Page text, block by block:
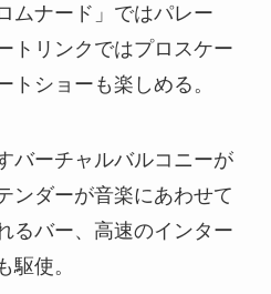
ムナード」ではパレー
トリンクではプロスケー
トショーも楽しめる。
バーチャルバルコニーが
ンダーが音楽にあわせて
るバー、高速のインター
駆使。